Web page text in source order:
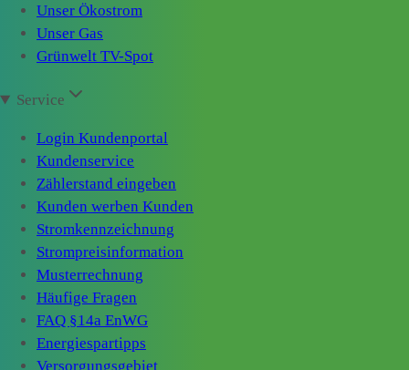
Unser Ökostrom
Unser Gas
Grünwelt TV-Spot
Service
Login Kundenportal
Kundenservice
Zählerstand eingeben
Kunden werben Kunden
Stromkennzeichnung
Strompreisinformation
Musterrechnung
Häufige Fragen
FAQ §14a EnWG
Energiespartipps
Versorgungsgebiet